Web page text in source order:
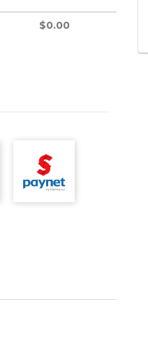
$0.00